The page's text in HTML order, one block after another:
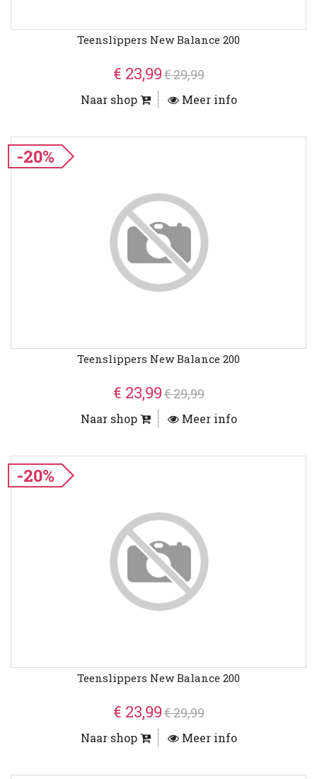
Teenslippers New Balance 200
€ 23,99€ 29,99
Naar shop Meer info
-20%
Teenslippers New Balance 200
€ 23,99€ 29,99
Naar shop Meer info
-20%
Teenslippers New Balance 200
€ 23,99€ 29,99
Naar shop Meer info